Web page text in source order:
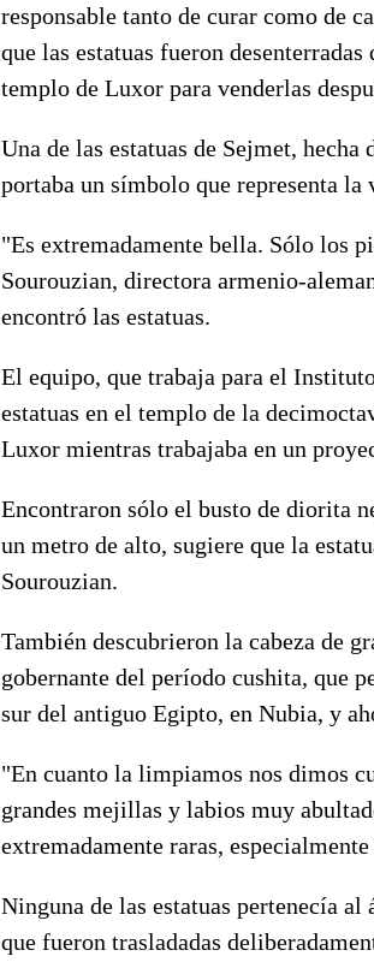
responsable tanto de curar como de
que las estatuas fueron
templo de Luxor para venderlas
Una de las estatuas de Sejmet,
portaba un símbolo que representa
"Es extremadamente bella. Sólo los
Sourouzian, directora armenio-
encontró las estatuas.
El equipo, que trabaja para el
estatuas en el templo de la
Luxor mientras trabajaba en un
Encontraron sólo el busto de diorita
un metro de alto, sugiere que la
Sourouzian.
También descubrieron la cabeza de
gobernante del período cushita, que
sur del antiguo Egipto, en Nubia, y
"En cuanto la limpiamos nos dimos
grandes mejillas y labios muy
extremadamente raras,
Ninguna de las estatuas pertenecía
que fueron trasladadas